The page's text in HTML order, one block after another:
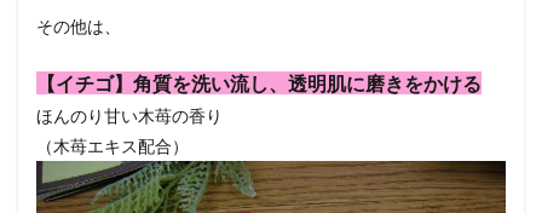
その他は、
【イチゴ】角質を洗い流し、透明肌に磨きをかける
ほんのり甘い木苺の香り
（木苺エキス配合）